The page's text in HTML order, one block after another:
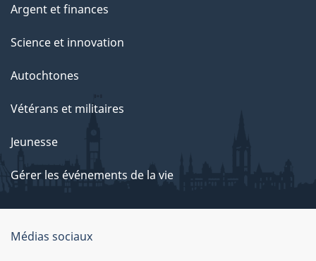
Argent et finances
Science et innovation
Autochtones
Vétérans et militaires
Jeunesse
Gérer les événements de la vie
Organisation
Médias sociaux